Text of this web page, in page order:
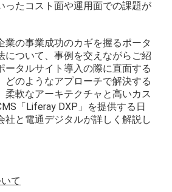
ったコスト面や運用面での課題が
業の事業成功のカギを握るポータ
について、事例を交えながらご紹
ータルサイト導入の際に直面する
どのようなアプローチで解決する
柔軟なアーキテクチャと高いカス
「Liferay DXP」を提供する日
社と電通デジタルが詳しく解説し
て